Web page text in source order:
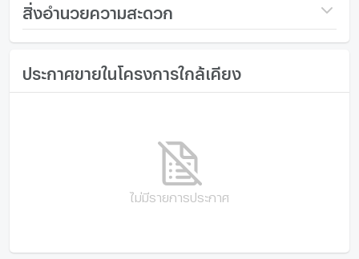
ราคา 26,783,000
จำนวนห้องนอน 1 ห้องนอน
ขนาดที่ดิน 32 ไร่ / 1 งาน / 81 ตร.ว.
สิ่งอำนวยความสะดวก
เฟอร์นิเจอร์
โทรศัพท์บ้าน
ประตูห้องระบบ digital lock
ประกาศขายในโครงการใกล้เคียง
ไม่มีรายการประกาศ